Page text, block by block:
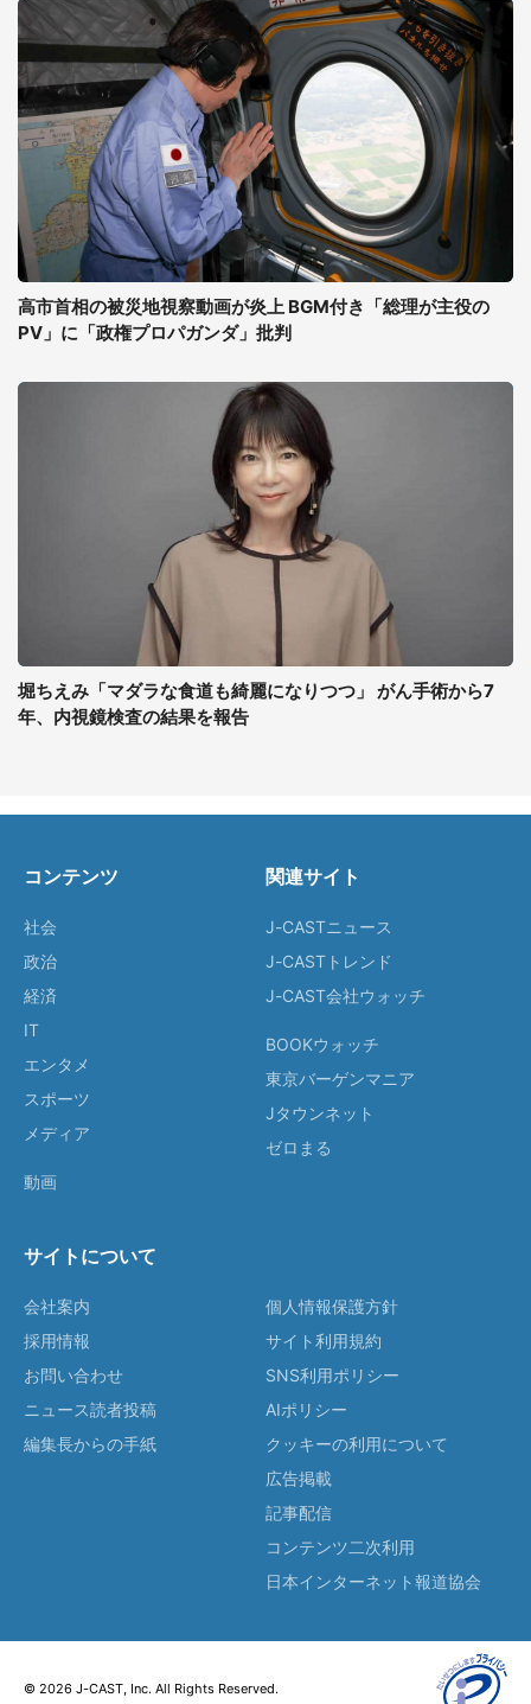
高市首相の被災地視察動画が炎上 BGM付き「総理が主役の
PV」に「政権プロパガンダ」批判
堀ちえみ「マダラな食道も綺麗になりつつ」 がん手術から7
年、内視鏡検査の結果を報告
コンテンツ
社会
政治
経済
IT
エンタメ
スポーツ
メディア
動画
関連サイト
J-CASTニュース
J-CASTトレンド
J-CAST会社ウォッチ
BOOKウォッチ
東京バーゲンマニア
Jタウンネット
ゼロまる
サイトについて
会社案内
採用情報
お問い合わせ
ニュース読者投稿
編集長からの手紙
個人情報保護方針
サイト利用規約
SNS利用ポリシー
AIポリシー
クッキーの利用について
広告掲載
記事配信
コンテンツ二次利用
日本インターネット報道協会
© 2026 J-CAST, Inc. All Rights Reserved.